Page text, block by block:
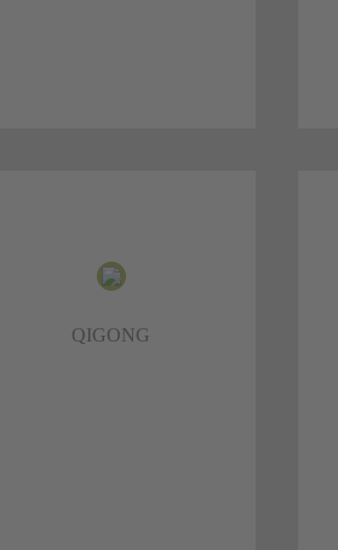
Es werden vorwiegend Kräuter,
Rinden, Samen, Früchte etc.,
tierische Bestandteile verwendet.
QIGONG